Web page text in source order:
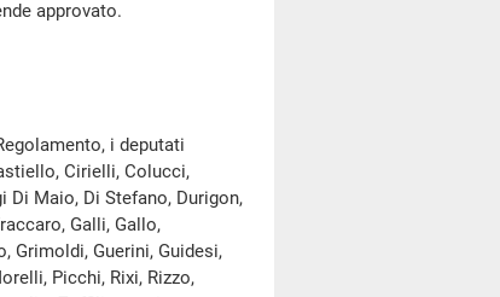
approvato.
i deputati
Cirielli, Colucci,
Di Maio, Di Stefano, Durigon,
Galli, Gallo,
Grimoldi, Guerini, Guidesi,
Picchi, Rixi, Rizzo,